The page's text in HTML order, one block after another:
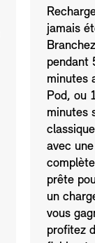
jamais
pendant
minutes
Pod, ou
minutes
avec
prête
un
vous
profitez